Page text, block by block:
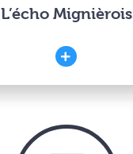
L’écho Mignièrois